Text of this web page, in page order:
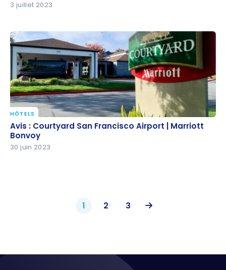
3 juillet 2023
Avis : Courtyard San Francisco Airport | Marriott
Bonvoy
HÔTELS
Avis : Courtyard San Francisco Airport | Marriott
Bonvoy
30 juin 2023
1 2 3